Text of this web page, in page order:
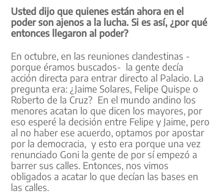
Usted dijo que quienes están ahora en el
poder son ajenos a la lucha. Si es así, ¿por qué
entonces llegaron al poder?
En octubre, en las reuniones clandestinas -
porque éramos buscados- la gente decía
acción directa para entrar directo al Palacio. La
pregunta era: ¿Jaime Solares, Felipe Quispe o
Roberto de la Cruz? En el mundo andino los
menores acatan lo que dicen los mayores, por
eso esperé la decisión entre Felipe y Jaime, pero
al no haber ese acuerdo, optamos por apostar
por la democracia, y esto era porque una vez
renunciado Goni la gente de por sí empezó a
barrer sus calles. Entonces, nos vimos
obligados a acatar lo que decían las bases en
las calles.